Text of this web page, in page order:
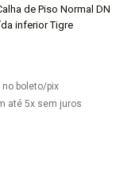
COMPRAR
de Piso Normal DN
inferior Tigre
no boleto/pix
até 5x sem juros